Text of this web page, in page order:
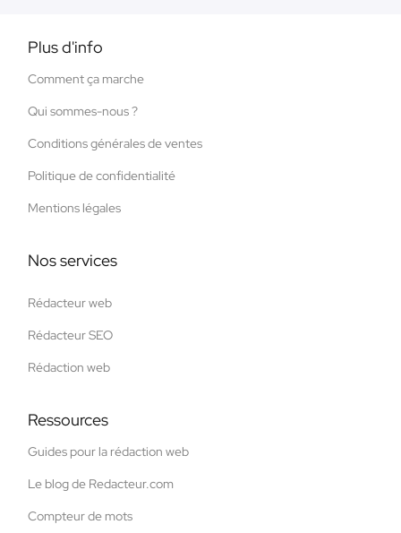
Plus d'info
Comment ça marche
Qui sommes-nous ?
Conditions générales de ventes
Politique de confidentialité
Mentions légales
Nos services
Rédacteur web
Rédacteur SEO
Rédaction web
Ressources
Guides pour la rédaction web
Le blog de Redacteur.com
Compteur de mots